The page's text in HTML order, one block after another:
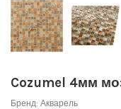
Cozumel 4мм
Бренд: Акварель